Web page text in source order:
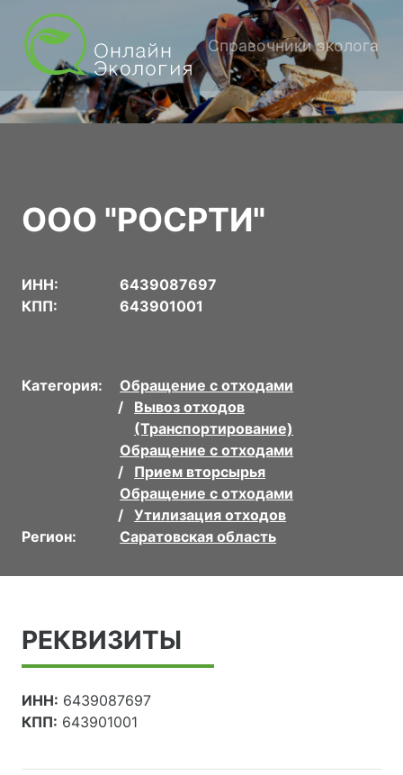
Справочники эколога
ООО "РОСРТИ"
ИНН:
6439087697
КПП:
643901001
Категория:
Обращение с отходами
Вывоз отходов
(Транспортирование)
Обращение с отходами
Прием вторсырья
Обращение с отходами
Утилизация отходов
Регион:
Саратовская область
РЕКВИЗИТЫ
ИНН: 6439087697
КПП: 643901001